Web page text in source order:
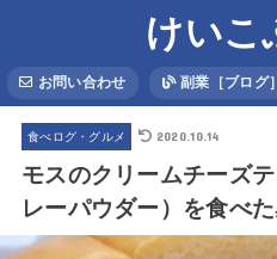
けいこ
お問い合わせ 副業［ブログ］
食べログ・グルメ 2020.10.14
モスのクリームチーズ
レーパウダー）を食べ